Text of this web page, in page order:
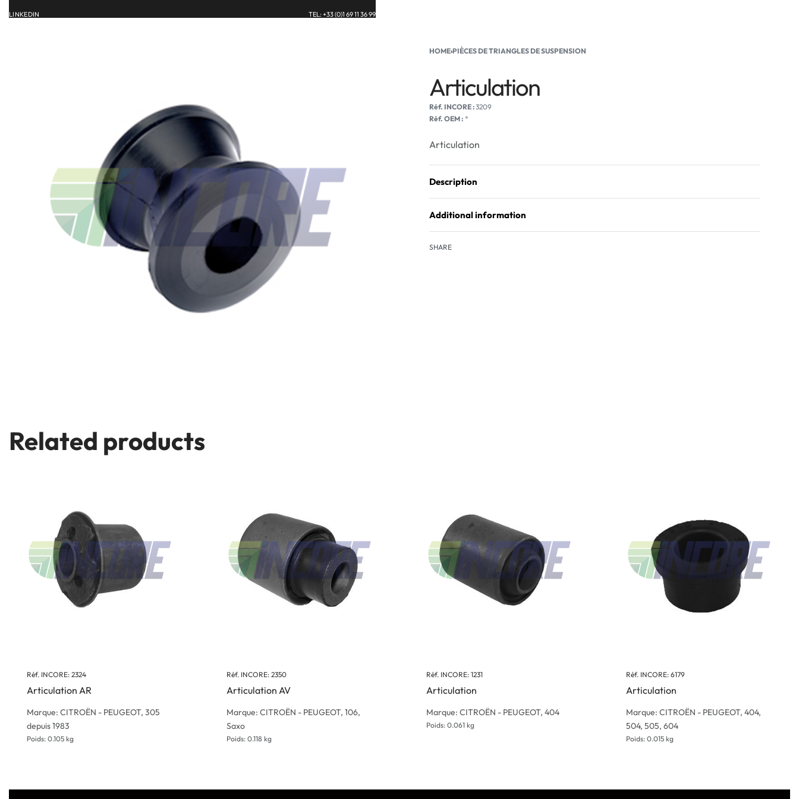
LINKEDIN TEL: +33 (0)1 69 11 36 99
HOME›PIÈCES DE TRIANGLES DE SUSPENSION
Articulation
3209
Réf. OEM : *
Articulation
Description
Additional information
SHARE
Related products
Réf. INCORE: 2324
Articulation AR
Marque: CITROËN - PEUGEOT, 305
depuis 1983
Poids: 0.105 kg
Réf. INCORE: 2350
Articulation AV
Marque: CITROËN - PEUGEOT, 106,
Saxo
Poids: 0.118 kg
Réf. INCORE: 1231
Articulation
Marque: CITROËN - PEUGEOT, 404
Poids: 0.061 kg
Réf. INCORE: 6179
Articulation
Marque: CITROËN - PEUGEOT, 404,
504, 505, 604
Poids: 0.015 kg